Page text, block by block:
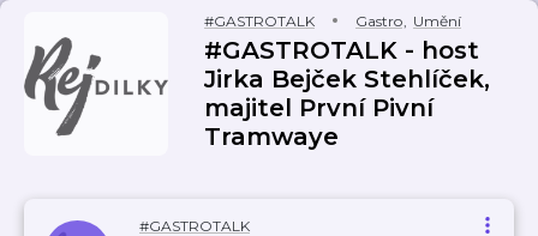
#GASTROTALK Gastro, Umění
#GASTROTALK - host
Jirka Bejček Stehlíček,
majitel První Pivní
Tramwaye
#GASTROTALK